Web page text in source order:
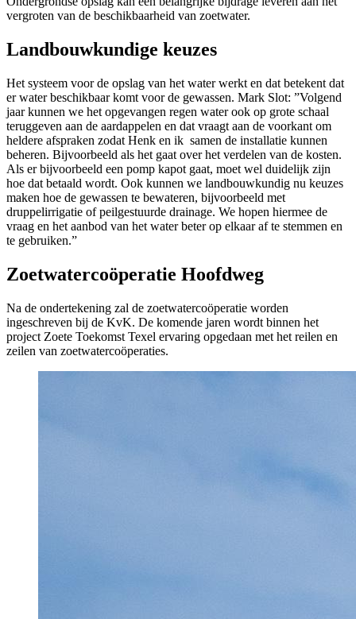
vergroten van de beschikbaarheid van zoetwater.
Landbouwkundige keuzes
Het systeem voor de opslag van het water werkt en dat betekent dat
er water beschikbaar komt voor de gewassen. Mark Slot: ”Volgend
jaar kunnen we het opgevangen regen water ook op grote schaal
teruggeven aan de aardappelen en dat vraagt aan de voorkant om
heldere afspraken zodat Henk en ik samen de installatie kunnen
beheren. Bijvoorbeeld als het gaat over het verdelen van de kosten.
Als er bijvoorbeeld een pomp kapot gaat, moet wel duidelijk zijn
hoe dat betaald wordt. Ook kunnen we landbouwkundig nu keuzes
maken hoe de gewassen te bewateren, bijvoorbeeld met
druppelirrigatie of peilgestuurde drainage. We hopen hiermee de
vraag en het aanbod van het water beter op elkaar af te stemmen en
te gebruiken.”
Zoetwatercoöperatie Hoofdweg
Na de ondertekening zal de zoetwatercoöperatie worden
ingeschreven bij de KvK. De komende jaren wordt binnen het
project Zoete Toekomst Texel ervaring opgedaan met het reilen en
zeilen van zoetwatercoöperaties.